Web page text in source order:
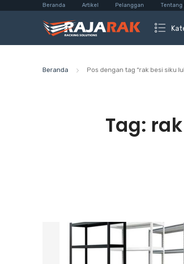
Beranda Artikel Pelanggan Tentang
Beranda Pos dengan tag “rak besi siku
Tag: